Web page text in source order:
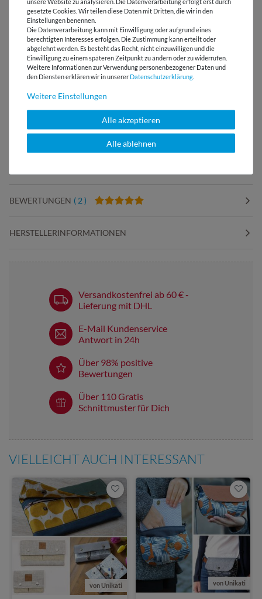
ANDERE KUNDEN KAUFTEN DAZU:
Knopfform
BEWERTUNGEN ( 2 )
HERSTELLERINFORMATIONEN
Versandkostenfrei ab 60 € -
Lieferung mit DHL
E-Mail Kundenservice
Antwort in 24h
Über 98% positive
Bewertungen
Über 110 Gratis
Schnittmuster für Dich
VIELLEICHT AUCH INTERESSANT
von Unikati von Unikati
gesetzte Cookies. Wir teilen diese Daten mit Dritten, die wir in den
Einstellungen benennen.
Die Datenverarbeitung kann mit Einwilligung oder aufgrund eines
berechtigten Interesses erfolgen. Die Zustimmung kann erteilt oder
abgelehnt werden. Es besteht das Recht, nicht einzuwilligen und die
Einwilligung zu einem späteren Zeitpunkt zu ändern oder zu widerrufen.
Weitere Informationen zur Verwendung personenbezogener Daten und
den Diensten erklären wir in unserer Daten­schutz­erklärung
Weitere Einstellungen
Alle akzeptieren
Alle ablehnen